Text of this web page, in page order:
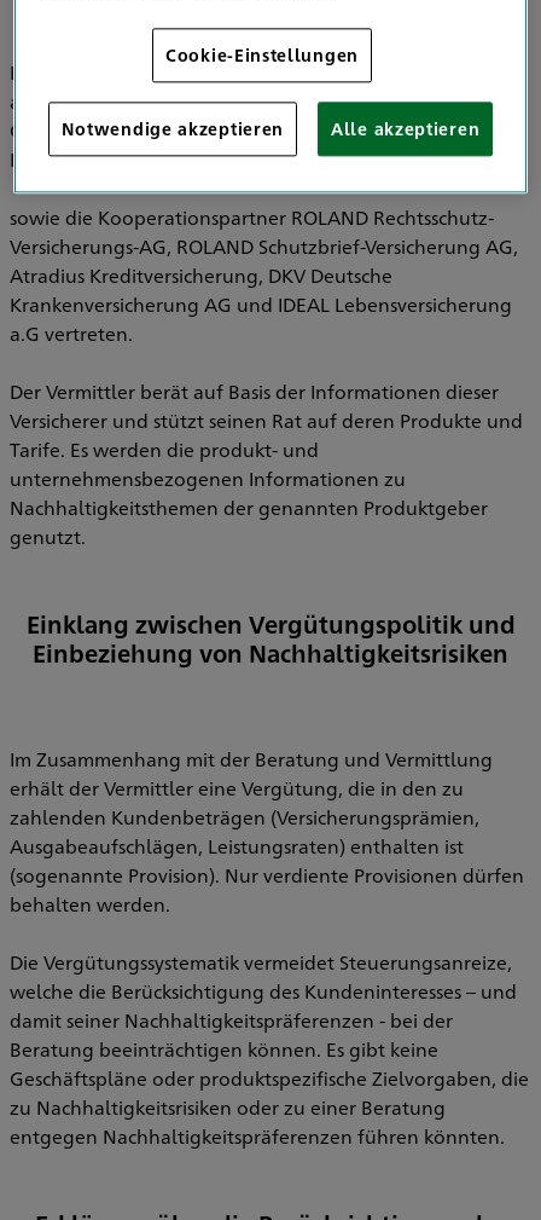
Im Bereich der Versicherungsvermittlung werden
ausschließlich die HDI Versicherung AG, HDI Global SE, HDI
Global Specialty SE, HDI Lebensversicherung AG, HDI
Pensionsfonds AG, HDI Pensionskasse AG
sowie die Kooperationspartner ROLAND Rechtsschutz-
Versicherungs-AG, ROLAND Schutzbrief-Versicherung AG,
Atradius Kreditversicherung, DKV Deutsche
Krankenversicherung AG und IDEAL Lebensversicherung
a.G vertreten.
Der Vermittler berät auf Basis der Informationen dieser
Versicherer und stützt seinen Rat auf deren Produkte und
Tarife. Es werden die produkt- und
unternehmensbezogenen Informationen zu
Nachhaltigkeitsthemen der genannten Produktgeber
genutzt.
Einklang zwischen Vergütungspolitik und
Einbeziehung von Nachhaltigkeitsrisiken
Im Zusammenhang mit der Beratung und Vermittlung
erhält der Vermittler eine Vergütung, die in den zu
zahlenden Kundenbeträgen (Versicherungsprämien,
Ausgabeaufschlägen, Leistungsraten) enthalten ist
(sogenannte Provision). Nur verdiente Provisionen dürfen
behalten werden.
Die Vergütungssystematik vermeidet Steuerungsanreize,
welche die Berücksichtigung des Kundeninteresses – und
damit seiner Nachhaltigkeitspräferenzen - bei der
Beratung beeinträchtigen können. Es gibt keine
Geschäftspläne oder produktspezifische Zielvorgaben, die
zu Nachhaltigkeitsrisiken oder zu einer Beratung
entgegen Nachhaltigkeitspräferenzen führen könnten.
Cookie-Einstellungen
Notwendige akzeptieren Alle akzeptieren